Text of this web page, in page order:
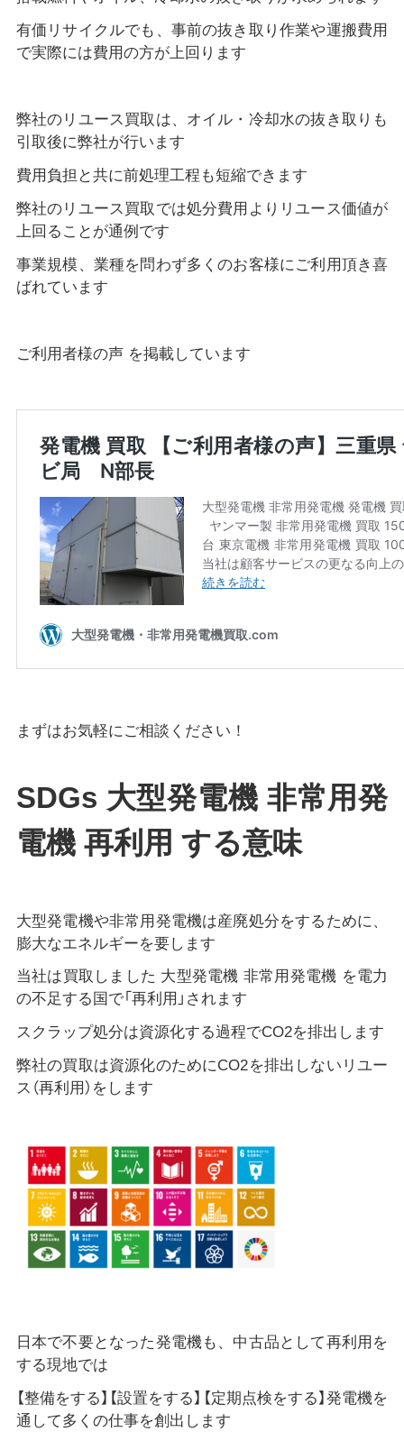
有価リサイクルでも、事前の抜き取り作業や運搬費用
で実際には費用の方が上回ります
弊社のリユース買取は、オイル・冷却水の抜き取りも
引取後に弊社が行います
費用負担と共に前処理工程も短縮できます
弊社のリユース買取では処分費用よりリユース価値が
上回ることが通例です
事業規模、業種を問わず多くのお客様にご利用頂き喜
ばれています
ご利用者様の声 を掲載しています
まずはお気軽にご相談ください！
SDGs 大型発電機 非常用発
電機 再利用 する意味
大型発電機や非常用発電機は産廃処分をするために、
膨大なエネルギーを要します
当社は買取しました 大型発電機 非常用発電機 を電力
の不足する国で「再利用」されます
スクラップ処分は資源化する過程でCO2を排出します
弊社の買取は資源化のためにCO2を排出しないリユー
ス（再利用）をします
日本で不要となった発電機も、中古品として再利用を
する現地では
【整備をする】【設置をする】【定期点検をする】発電機を
通して多くの仕事を創出します